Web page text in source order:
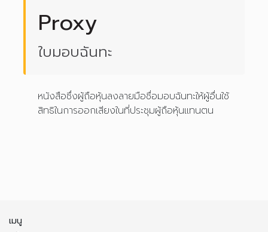
Proxy
ใบมอบฉันทะ
หนังสือซึ่งผู้ถือหุ้นลงลายมือชื่อมอบฉันทะให้ผู้อื่นใช้
สิทธิในการออกเสียงในที่ประชุมผู้ถือหุ้นแทนตน
เมนู